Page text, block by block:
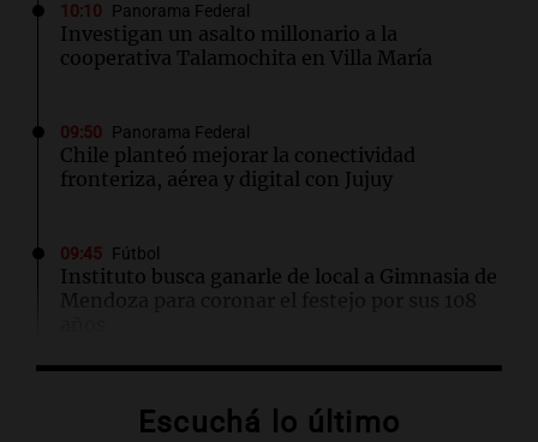
10:10 Panorama Federal
Investigan un asalto millonario a la
cooperativa Talamochita en Villa María
09:50 Panorama Federal
Chile planteó mejorar la conectividad
fronteriza, aérea y digital con Jujuy
09:45 Fútbol
Instituto busca ganarle de local a Gimnasia de
Mendoza para coronar el festejo por sus 108
Del fitness a la longevidad: por qué crece el
Escuchá lo último